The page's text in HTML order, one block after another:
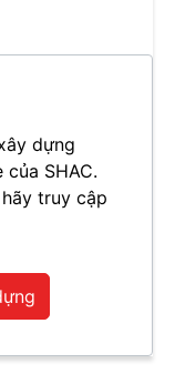
dựng
SHAC.
truy cập